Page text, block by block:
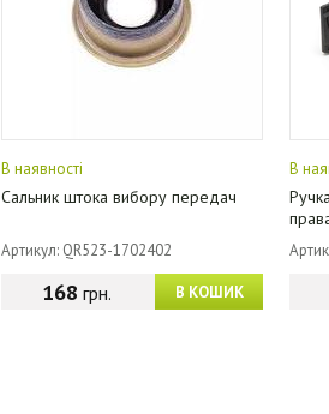
В наявності
Сальник штока вибору передач
Артикул: QR523-1702402
В КОШИК
168 грн.
В